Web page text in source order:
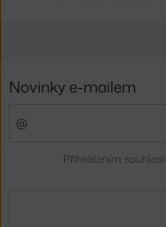
Novinky e-mailem
Přihlášením